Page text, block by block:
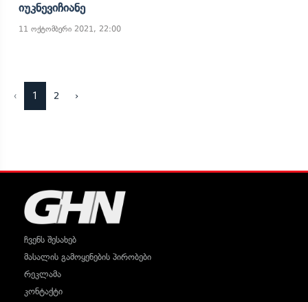
Იუკნევიჩიანე
11 ოქტომბერი 2021, 22:00
‹ 1 2 ›
ჩვენს შესახებ
მასალის გამოყენების პირობები
რეკლამა
კონტაქტი